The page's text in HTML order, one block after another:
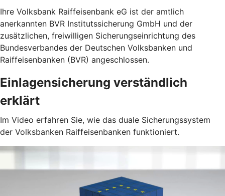
Ihre Volksbank Raiffeisenbank eG ist der amtlich
anerkannten BVR Institutssicherung GmbH und der
zusätzlichen, freiwilligen Sicherungseinrichtung des
Bundesverbandes der Deutschen Volksbanken und
Raiffeisenbanken (BVR) angeschlossen.
Einlagensicherung verständlich
erklärt
Im Video erfahren Sie, wie das duale Sicherungssystem
der Volksbanken Raiffeisenbanken funktioniert.